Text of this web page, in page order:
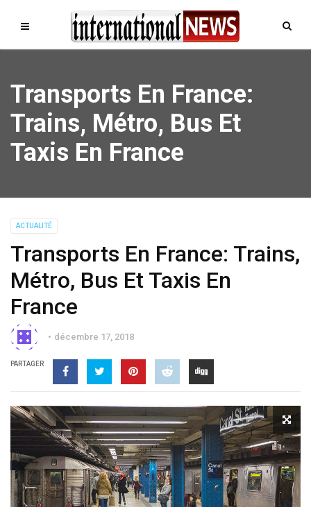
Transports En France:
Trains, Métro, Bus Et
Taxis En France
ACTUALITÉ
Transports En France: Trains,
Métro, Bus Et Taxis En
France
décembre 17, 2018
PARTAGER